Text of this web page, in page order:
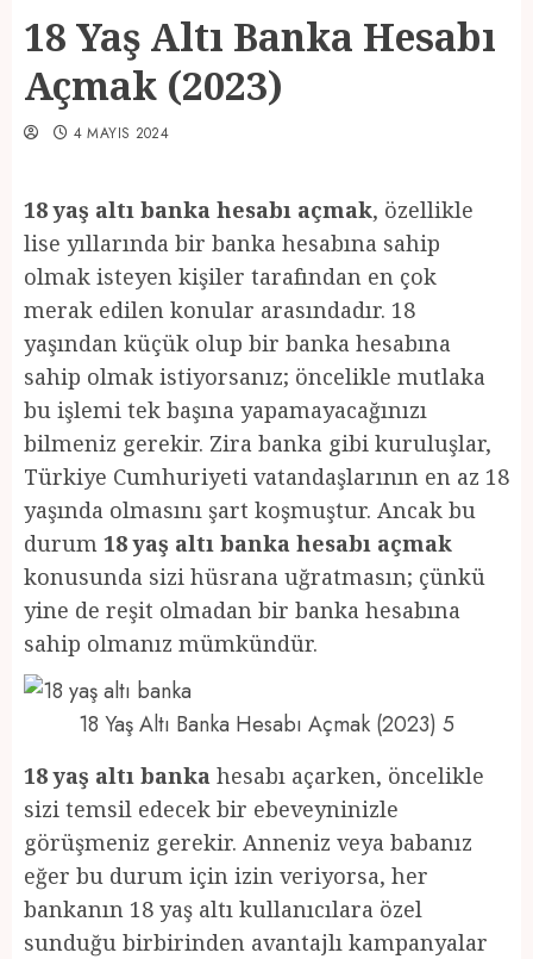
18 Yaş Altı Banka Hesabı
Açmak (2023)
4 MAYIS 2024
18 yaş altı banka hesabı açmak, özellikle
lise yıllarında bir banka hesabına sahip
olmak isteyen kişiler tarafından en çok
merak edilen konular arasındadır. 18
yaşından küçük olup bir banka hesabına
sahip olmak istiyorsanız; öncelikle mutlaka
bu işlemi tek başına yapamayacağınızı
bilmeniz gerekir. Zira banka gibi kuruluşlar,
Türkiye Cumhuriyeti vatandaşlarının en az 18
yaşında olmasını şart koşmuştur. Ancak bu
durum 18 yaş altı banka hesabı açmak
konusunda sizi hüsrana uğratmasın; çünkü
yine de reşit olmadan bir banka hesabına
sahip olmanız mümkündür.
18 Yaş Altı Banka Hesabı Açmak (2023) 5
18 yaş altı banka hesabı açarken, öncelikle
sizi temsil edecek bir ebeveyninizle
görüşmeniz gerekir. Anneniz veya babanız
eğer bu durum için izin veriyorsa, her
bankanın 18 yaş altı kullanıcılara özel
sunduğu birbirinden avantajlı kampanyalar